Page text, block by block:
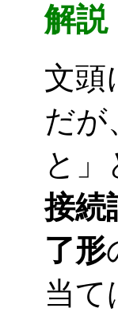
解説
文頭
だが
と」
接続
了形
当て